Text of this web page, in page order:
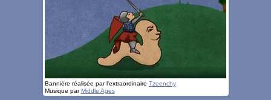
Bannière réalisée par l'extraordinaire Tzeenchy
Musique parMiddle Ages